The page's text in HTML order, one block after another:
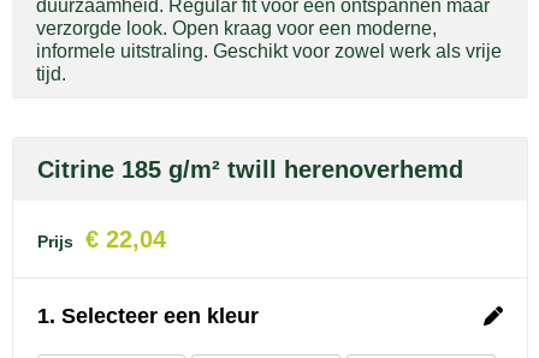
duurzaamheid. Regular fit voor een ontspannen maar
verzorgde look. Open kraag voor een moderne,
informele uitstraling. Geschikt voor zowel werk als vrije
tijd.
Citrine 185 g/m² twill herenoverhemd
Prijs € 22,04
1. Selecteer een kleur